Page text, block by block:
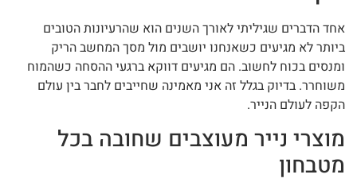
אחד הדברים שגיליתי לאורך השנים הוא שהרעיונות הטובים
ביותר לא מגיעים כשאנחנו יושבים מול מסך המחשב הריק
ומנסים בכוח לחשוב. הם מגיעים דווקא ברגעי ההסחה כשהמוח
משוחרר. בדיוק בגלל זה אני מאמינה שחייבים לחבר בין עולם
הקפה לעולם הנייר.
מוצרי נייר מעוצבים שחובה בכל
מטבחון